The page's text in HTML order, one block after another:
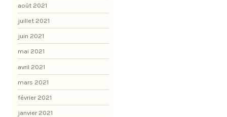
août 2021
juillet 2021
juin 2021
mai 2021
avril 2021
mars 2021
février 2021
janvier 2021